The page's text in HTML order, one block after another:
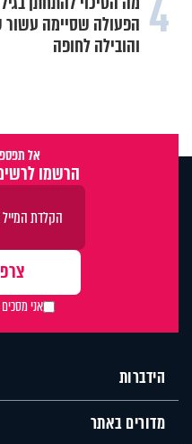
4 הפעולה שסיימה עשור
והובילה לחופה
אל
הרשמו
אני מסכים
הידברות
מדורים באתר